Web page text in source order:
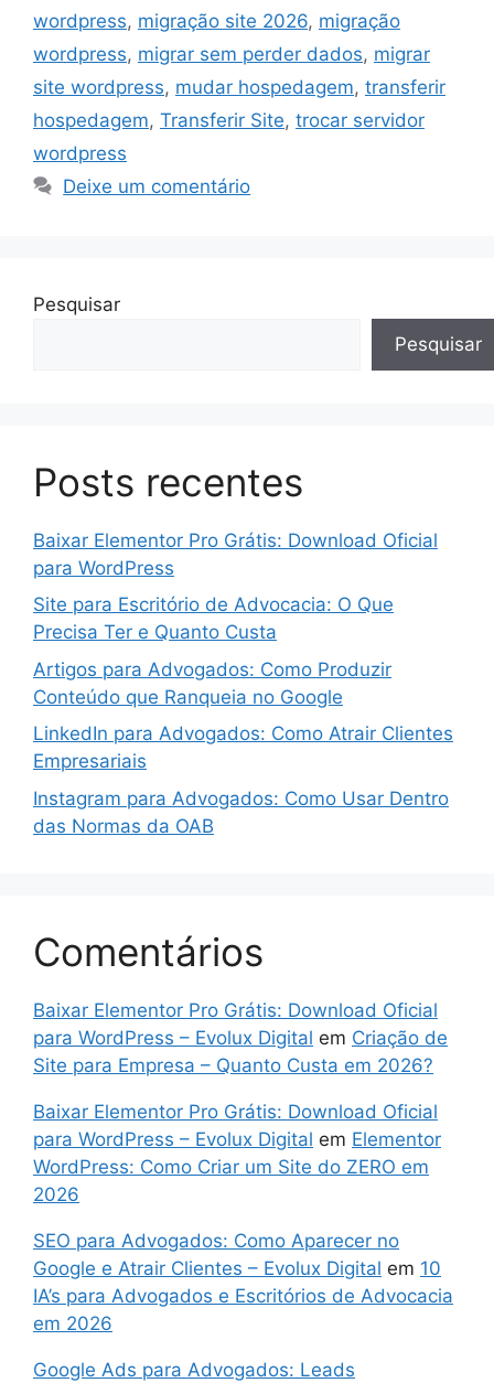
wordpress, migração site 2026, migração
wordpress, migrar sem perder dados, migrar
site wordpress, mudar hospedagem, transferir
hospedagem, Transferir Site, trocar servidor
wordpress
Deixe um comentário
Pesquisar
Pesquisar
Posts recentes
Baixar Elementor Pro Grátis: Download Oficial
para WordPress
Site para Escritório de Advocacia: O Que
Precisa Ter e Quanto Custa
Artigos para Advogados: Como Produzir
Conteúdo que Ranqueia no Google
LinkedIn para Advogados: Como Atrair Clientes
Empresariais
Instagram para Advogados: Como Usar Dentro
das Normas da OAB
Comentários
Baixar Elementor Pro Grátis: Download Oficial
para WordPress – Evolux Digital em Criação de
Site para Empresa – Quanto Custa em 2026?
Baixar Elementor Pro Grátis: Download Oficial
para WordPress – Evolux Digital em Elementor
WordPress: Como Criar um Site do ZERO em
2026
SEO para Advogados: Como Aparecer no
Google e Atrair Clientes – Evolux Digital em 10
IA’s para Advogados e Escritórios de Advocacia
em 2026
Google Ads para Advogados: Leads